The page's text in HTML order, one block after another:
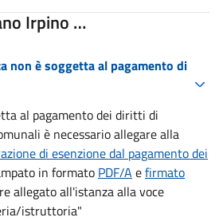
Irpino …
non è soggetta al pagamento di
al pagamento dei diritti di
è necessario allegare alla
di esenzione dal pagamento dei
in formato PDF/A efirmato
allegato all'istanza alla voce
istruttoria"